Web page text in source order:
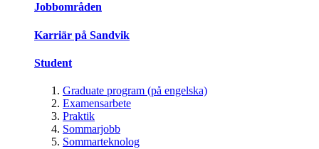
Jobbområden
Karriär på Sandvik
Student
Graduate program (på engelska)
Examensarbete
Praktik
Sommarjobb
Sommarteknolog